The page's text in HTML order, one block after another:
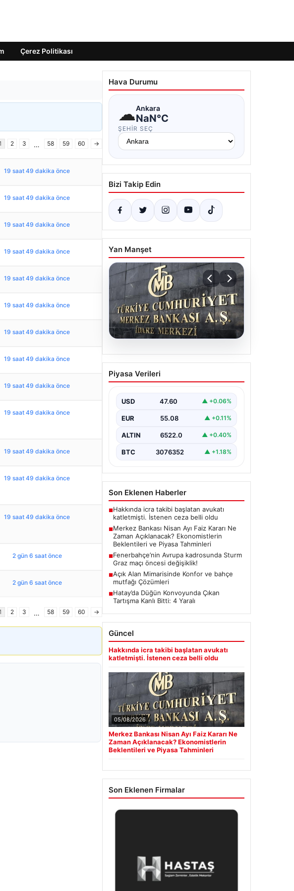
Çerez Politikası
2 3 … 58 59 60 →
19 saat 49 dakika önce
19 saat 49 dakika önce
19 saat 49 dakika önce
19 saat 49 dakika önce
19 saat 49 dakika önce
19 saat 49 dakika önce
19 saat 49 dakika önce
19 saat 49 dakika önce
19 saat 49 dakika önce
19 saat 49 dakika önce
19 saat 49 dakika önce
19 saat 49 dakika önce
19 saat 49 dakika önce
2 gün 6 saat önce
2 gün 6 saat önce
2 3 … 58 59 60 →
Hava Durumu
☁Ankara
NaN°C
ŞEHIR SEÇ
Bizi Takip Edin
Yan Manşet
Merkez Bankası Nisan Ayı
Faiz Kararı Ne Zaman
Ekonomistlerin
Beklentileri ve Piyasa
Türkiye Cumhuriyet Merkez Bankası
ayı faiz kararını belirlemek üzere…
Piyasa Verileri
USD 47.60 ▲ +0.06%
EUR 55.08 ▲ +0.11%
ALTIN 6522.0 ▲ +0.40%
BTC 3076352 ▲ +1.18%
Son Eklenen Haberler
■Hakkında icra takibi başlatan avukatı
katletmişti. İstenen ceza belli oldu
■Merkez Bankası Nisan Ayı Faiz Kararı Ne
Zaman Açıklanacak? Ekonomistlerin
Beklentileri ve Piyasa Tahminleri
■Fenerbahçe’nin Avrupa kadrosunda Sturm
Graz maçı öncesi değişiklik!
■Açık Alan Mimarisinde Konfor ve bahçe
mutfağı Çözümleri
■Hatay’da Düğün Konvoyunda Çıkan
Tartışma Kanlı Bitti: 4 Yaralı
Güncel
Hakkında icra takibi başlatan avukatı
katletmişti. İstenen ceza belli oldu
05/08/2026
Merkez Bankası Nisan Ayı Faiz Kararı Ne
Zaman Açıklanacak? Ekonomistlerin
Beklentileri ve Piyasa Tahminleri
Son Eklenen Firmalar